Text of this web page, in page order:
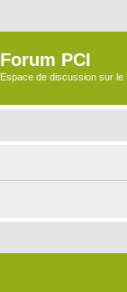
Forum PCI
Espace de discussion sur